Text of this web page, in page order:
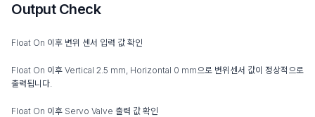
Output Check
Float On 이후 변위 센서 입력 값 확인
Float On 이후 Vertical 2.5 mm, Horizontal 0 mm으로 변위센서 값이 정상적으로
출력됩니다.
Float On 이후 Servo Valve 출력 값 확인